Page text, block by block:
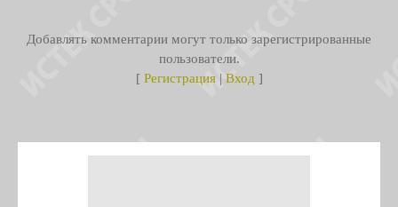
Добавлять комментарии могут только зарегистрированные
пользователи.
[ Регистрация| Вход]